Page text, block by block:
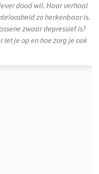
dood wil. Haar verhaal
zo herkenbaar is.
zwaar depressief is?
let je op en hoe zorg je ook